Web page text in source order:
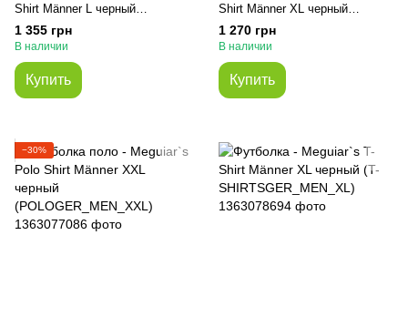
Shirt Männer L черный
(POLOGER_MEN_L)
1 355 грн
В наличии
Купить
Shirt Männer XL черный
(POLOGER_MEN_XL)
1 270 грн
В наличии
Купить
−30%